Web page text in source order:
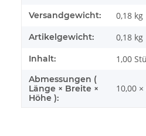
Versandgewicht: 0,18 kg
Artikelgewicht: 0,18 kg
Inhalt: 1,00
Abmessungen (
Länge × Breite ×
Höhe ):
10,00